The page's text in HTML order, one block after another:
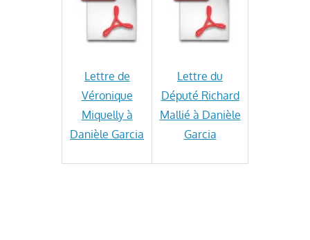
Lettre de
Véronique
Miquelly à
Danièle Garcia
Lettre du
Député Richard
Mallié à Danièle
Garcia